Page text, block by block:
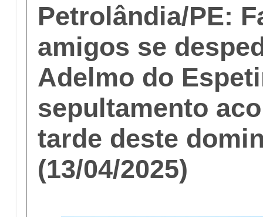
Petrolândia/PE:
amigos se
Adelmo do
sepultamento
tarde deste
(13/04/2025)